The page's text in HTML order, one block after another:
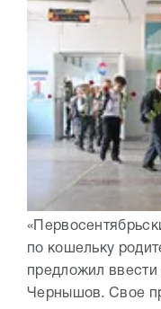
по кошельку
предложил
Чернышов. Свое